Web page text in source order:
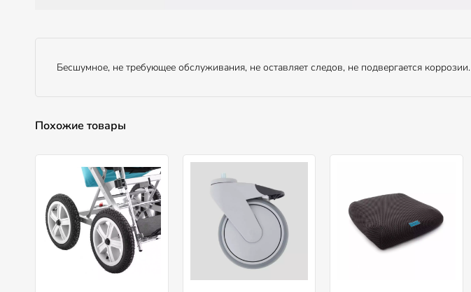
Бесшумное, не требующее обслуживания, не оставляет следов, не подвергается коррозии.
Похожие товары